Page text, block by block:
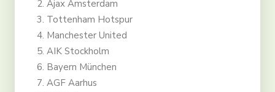
2. Ajax Amsterdam
3. Tottenham Hotspur
4. Manchester United
5. AIK Stockholm
6. Bayern München
7. AGF Aarhus